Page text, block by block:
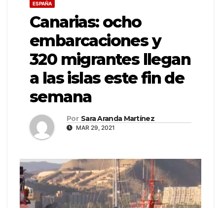
ESPAÑA
Canarias: ocho
embarcaciones y
320 migrantes llegan
a las islas este fin de
semana
Por Sara Aranda Martínez
MAR 29, 2021